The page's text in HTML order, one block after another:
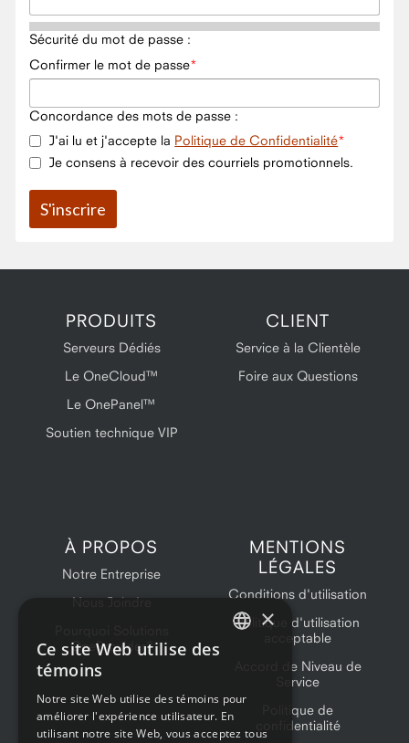
Sécurité du mot de passe :
Confirmer le mot de passe
Concordance des mots de passe :
J'ai lu et j'accepte la Politique de Confidentialité
Je consens à recevoir des courriels promotionnels.
PRODUITS
Serveurs Dédiés
Le OneCloud™
Le OnePanel™
Soutien technique VIP
CLIENT
Service à la Clientèle
Foire aux Questions
À PROPOS
Notre Entreprise
Nous Joindre
OneProvider?
MENTIONS
LÉGALES
Conditions d'utilisation
Politique d'utilisation
acceptable
Accord de Niveau de
Service
Politique de
confidentialité
×
Ce site Web utilise des
témoins
Notre site Web utilise des témoins pour
améliorer l'expérience utilisateur. En
utilisant notre site Web, vous acceptez tous